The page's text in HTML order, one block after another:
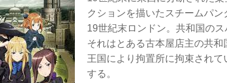
クションを描いたスチームパン
19世紀末ロンドン。共和国の
それはとある古本屋店主の共和
王国により拘置所に拘束され
する。